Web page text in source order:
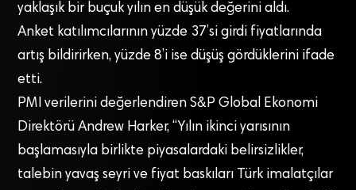
yaklaşık bir buçuk yılın en düşük değerini aldı.
Anket katılımcılarının yüzde 37’si girdi fiyatlarında
artış bildirirken, yüzde 8’i ise düşüş gördüklerini ifade
etti.
PMI verilerini değerlendiren S&P Global Ekonomi
Direktörü Andrew Harker, “Yılın ikinci yarısının
başlamasıyla birlikte piyasalardaki belirsizlikler,
talebin yavaş seyri ve fiyat baskıları Türk imalatçılar